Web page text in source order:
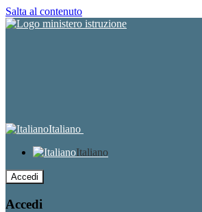
Salta al contenuto
Italiano
Italiano
Accedi
Accedi